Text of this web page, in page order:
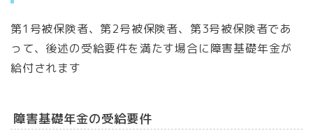
第1号被保険者、第2号被保険者、第3号被保険者であ
って、後述の受給要件を満たす場合に障害基礎年金が
給付されます
障害基礎年金の受給要件